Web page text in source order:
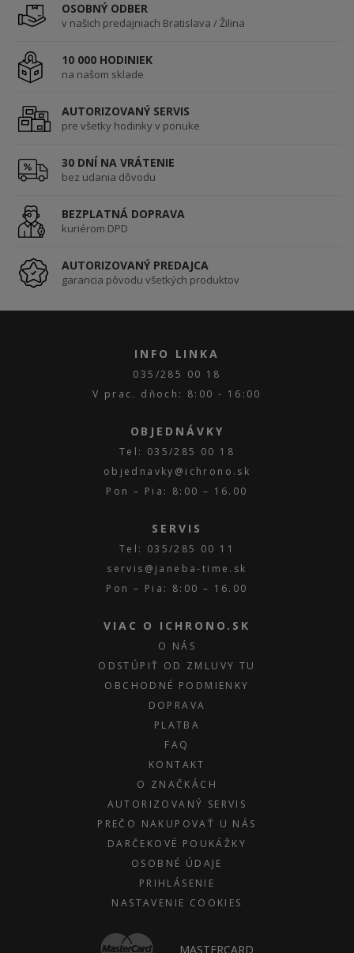
OSOBNÝ ODBER
v našich predajniach Bratislava / Žilina
10 000 HODINIEK
na našom sklade
AUTORIZOVANÝ SERVIS
pre všetky hodinky v ponuke
30 DNÍ NA VRÁTENIE
bez udania dôvodu
BEZPLATNÁ DOPRAVA
kuriérom DPD
AUTORIZOVANÝ PREDAJCA
garancia pôvodu všetkých produktov
INFO LINKA
035/285 00 18
V prac. dňoch: 8:00 - 16:00
OBJEDNÁVKY
Tel: 035/285 00 18
objednavky@ichrono.sk
Pon – Pia: 8:00 – 16.00
SERVIS
Tel: 035/285 00 11
servis@janeba-time.sk
Pon – Pia: 8:00 – 16.00
VIAC O ICHRONO.SK
O NÁS
ODSTÚPIŤ OD ZMLUVY TU
OBCHODNÉ PODMIENKY
DOPRAVA
PLATBA
FAQ
KONTAKT
O ZNAČKÁCH
AUTORIZOVANÝ SERVIS
PREČO NAKUPOVAŤ U NÁS
DARČEKOVÉ POUKÁŽKY
OSOBNÉ ÚDAJE
PRIHLÁSENIE
NASTAVENIE COOKIES
MASTERCARD